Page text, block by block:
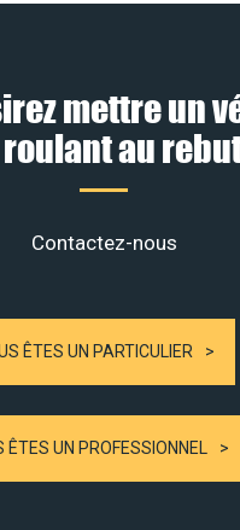
mettre un
au
Contactez-nous
ÊTES UN PARTICULIER
ÊTES UN PROFESSIONNEL